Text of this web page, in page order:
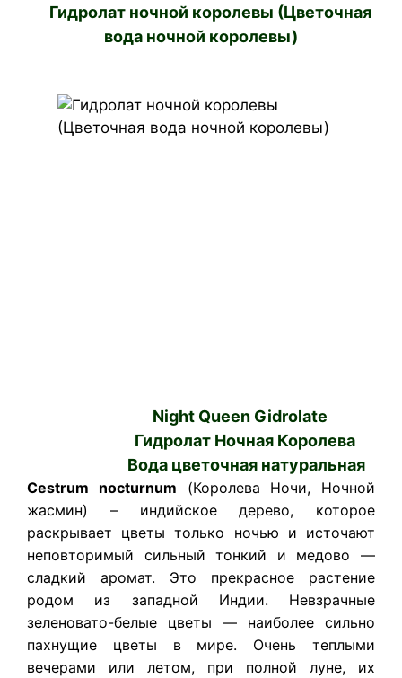
Гидролат ночной королевы (Цветочная
вода ночной королевы)
Night Queen Gidrolate
Гидролат Ночная Королева
Вода цветочная натуральная
Cestrum nocturnum (Королева Ночи, Ночной
жасмин) – индийское дерево, которое
раскрывает цветы только ночью и источают
неповторимый сильный тонкий и медово —
сладкий аромат. Это прекрасное растение
родом из западной Индии. Невзрачные
зеленовато-белые цветы — наиболее сильно
пахнущие цветы в мире. Очень теплыми
вечерами или летом, при полной луне, их